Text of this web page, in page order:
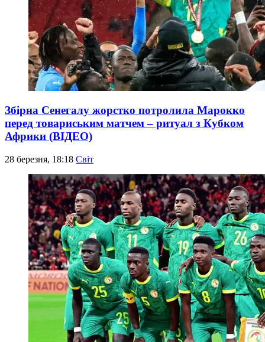
Збірна Сенегалу жорстко потролила Марокко
перед товариським матчем – ритуал з Кубком
Африки (ВІДЕО)
28 березня, 18:18 Світ